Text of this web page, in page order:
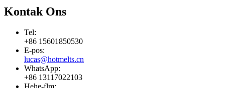
Kontak Ons
Tel:
+86 15601850530
E-pos:
lucas@hotmelts.cn
WhatsApp:
+86 13117022103